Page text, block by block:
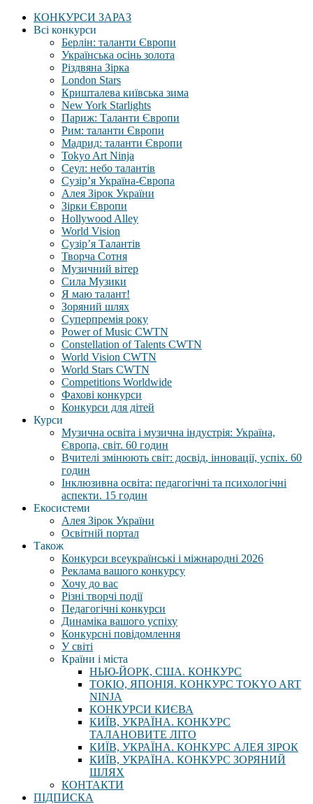
КОНКУРСИ ЗАРАЗ
Всі конкурси
Берлін: таланти Європи
Українська осінь золота
Різдвяна Зірка
London Stars
Кришталева київська зима
New York Starlights
Париж: Таланти Європи
Рим: таланти Європи
Мадрид: таланти Європи
Tokyo Art Ninja
Сеул: небо талантів
Сузір’я Україна-Європа
Алея Зірок України
Зірки Європи
Hollywood Alley
World Vision
Сузір’я Талантів
Творча Сотня
Музичний вітер
Сила Музики
Я маю талант!
Зоряний шлях
Суперпремія року
Power of Music CWTN
Constellation of Talents CWTN
World Vision CWTN
World Stars CWTN
Competitions Worldwide
Фахові конкурси
Конкурси для дітей
Курси
Музична освіта і музична індустрія: Україна,
Європа, світ. 60 годин
Вчителі змінюють світ: досвід, інновації, успіх. 60
годин
Інклюзивна освіта: педагогічні та психологічні
аспекти. 15 годин
Екосистеми
Алея Зірок України
Освітній портал
Також
Конкурси всеукраїнські і міжнародні 2026
Реклама вашого конкурсу
Хочу до вас
Різні творчі події
Педагогічні конкурси
Динаміка вашого успіху
Конкурсні повідомлення
У світі
Країни і міста
НЬЮ-ЙОРК, США. КОНКУРС
ТОКІО, ЯПОНІЯ. КОНКУРС TOKYO ART
NINJA
КОНКУРСИ КИЄВА
КИЇВ, УКРАЇНА. КОНКУРС
ТАЛАНОВИТЕ ЛІТО
КИЇВ, УКРАЇНА. КОНКУРС АЛЕЯ ЗІРОК
КИЇВ, УКРАЇНА. КОНКУРС ЗОРЯНИЙ
ШЛЯХ
КОНТАКТИ
ПІДПИСКА